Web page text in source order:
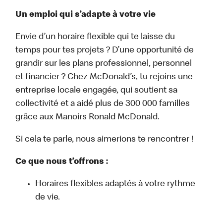
Un emploi qui s’adapte à votre vie
Envie d’un horaire flexible qui te laisse du
temps pour tes projets ? D’une opportunité de
grandir sur les plans professionnel, personnel
et financier ? Chez McDonald’s, tu rejoins une
entreprise locale engagée, qui soutient sa
collectivité et a aidé plus de 300 000 familles
grâce aux Manoirs Ronald McDonald.
Si cela te parle, nous aimerions te rencontrer !
Ce que nous t’offrons :
Horaires flexibles adaptés à votre rythme
de vie.